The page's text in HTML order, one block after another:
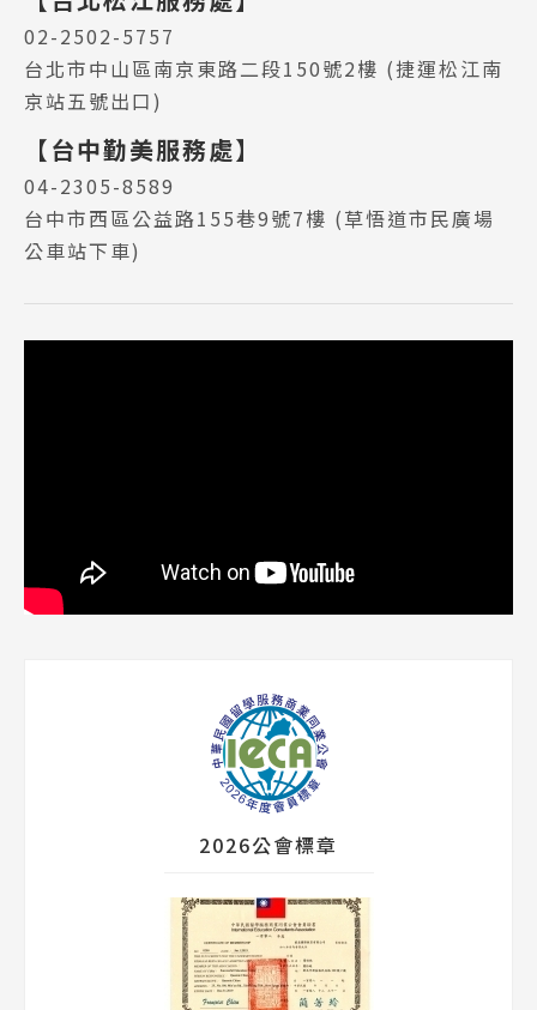
熱門搜尋：
護理 加拿大RO
SEC 知識庫
02-2502-5757
台北市中山區南京東路二段150號2樓 (捷運松江南
京站五號出口)
【台中勤美服務處】
04-2305-8589
台中市西區公益路155巷9號7樓 (草悟道市民廣場
公車站下車)
2026公會標章